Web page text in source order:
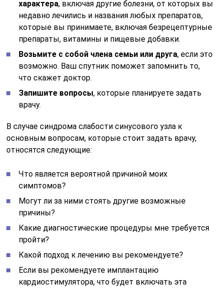
характера, включая другие болезни, от которых вы
недавно лечились и названия любых препаратов,
которые вы принимаете, включая безрецептурные
препараты, витамины и пищевые добавки.
Возьмите с собой члена семьи или друга, если это
возможно. Ваш спутник поможет запомнить то,
что скажет доктор.
Запишите вопросы, которые планируете задать
врачу.
В случае синдрома слабости синусового узла к
основным вопросам, которые стоит задать врачу,
относятся следующие:
Что является вероятной причиной моих
симптомов?
Могут ли за ними стоять другие возможные
причины?
Какие диагностические процедуры мне требуется
пройти?
Какой подход к лечению вы рекомендуете?
Если вы рекомендуете имплантацию
кардиостимулятора, что будет включать эта